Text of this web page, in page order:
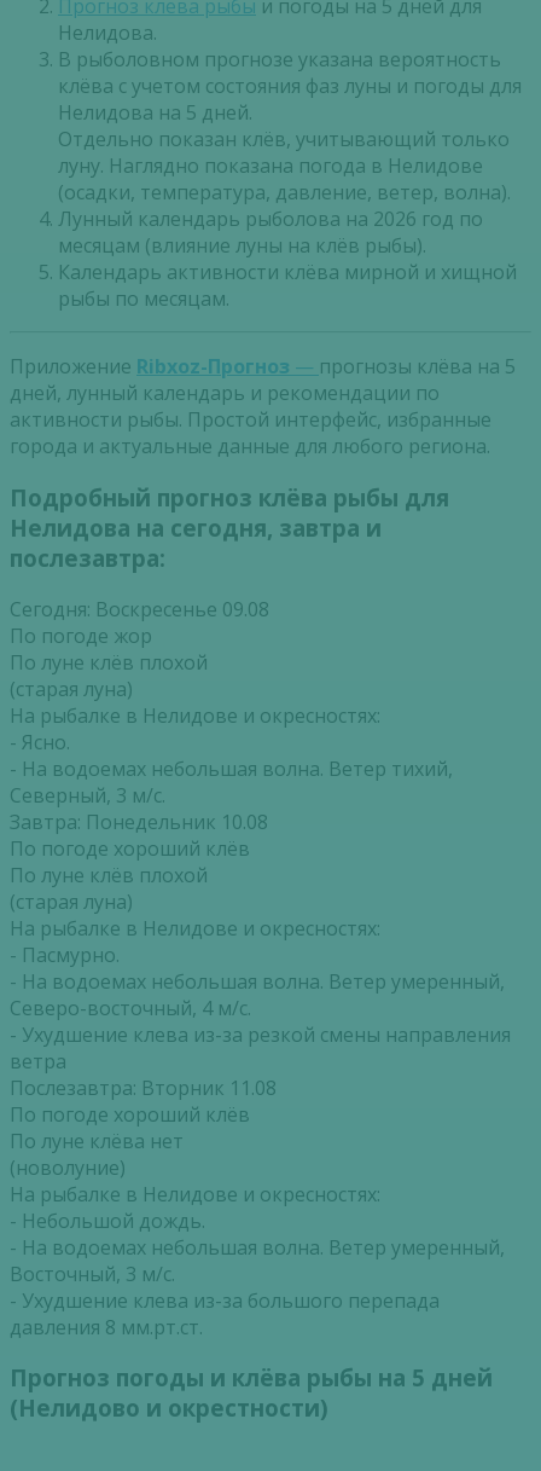
Прогноз клева рыбы и погоды на 5 дней для
Нелидова.
В рыболовном прогнозе указана вероятность
клёва с учетом состояния фаз луны и погоды для
Нелидова на 5 дней.
Отдельно показан клёв, учитывающий только
луну. Наглядно показана погода в Нелидове
(осадки, температура, давление, ветер, волна).
Лунный календарь рыболова на 2026 год по
месяцам (влияние луны на клёв рыбы).
Календарь активности клёва мирной и хищной
рыбы по месяцам.
Приложение Ribxoz-Прогноз — прогнозы клёва на 5
дней, лунный календарь и рекомендации по
активности рыбы. Простой интерфейс, избранные
города и актуальные данные для любого региона.
Подробный прогноз клёва рыбы для
Нелидова на сегодня, завтра и
послезавтра:
Сегодня: Воскресенье 09.08
По погоде жор
По луне клёв плохой
(старая луна)
На рыбалке в Нелидове и окресностях:
- Ясно.
- На водоемах небольшая волна. Ветер тихий,
Северный, 3 м/с.
Завтра: Понедельник 10.08
По погоде хороший клёв
По луне клёв плохой
(старая луна)
На рыбалке в Нелидове и окресностях:
- Пасмурно.
- На водоемах небольшая волна. Ветер умеренный,
Северо-восточный, 4 м/с.
- Ухудшение клева из-за резкой смены направления
ветра
Послезавтра: Вторник 11.08
По погоде хороший клёв
По луне клёва нет
(новолуние)
На рыбалке в Нелидове и окресностях:
- Небольшой дождь.
- На водоемах небольшая волна. Ветер умеренный,
Восточный, 3 м/с.
- Ухудшение клева из-за большого перепада
давления 8 мм.рт.ст.
Прогноз погоды и клёва рыбы на 5 дней
(Нелидово и окрестности)